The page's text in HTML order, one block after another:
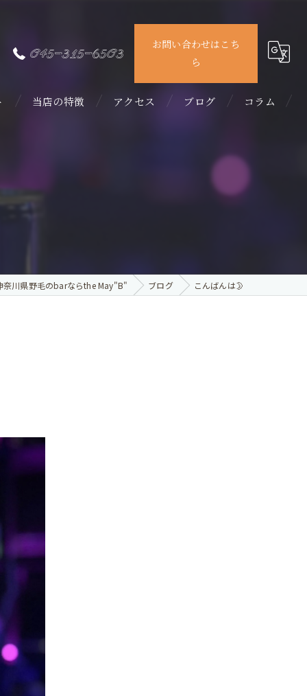
045-315-6503
お問い合わせはこち
ら
当店の特徴
飲み放題
アクセス ブログ コラム
奈川県野毛のbarならthe May"B" ブログ こんばんは🌛